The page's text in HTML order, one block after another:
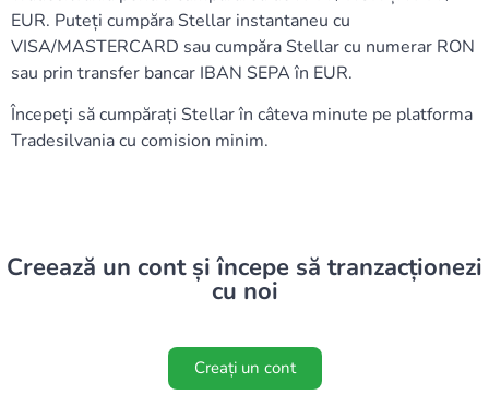
EUR. Puteți cumpăra Stellar instantaneu cu
VISA/MASTERCARD sau cumpăra Stellar cu numerar RON
sau prin transfer bancar IBAN SEPA în EUR.
Începeți să cumpărați Stellar în câteva minute pe platforma
Tradesilvania cu comision minim.
Creează un cont și începe să tranzacționezi
cu noi
Creați un cont